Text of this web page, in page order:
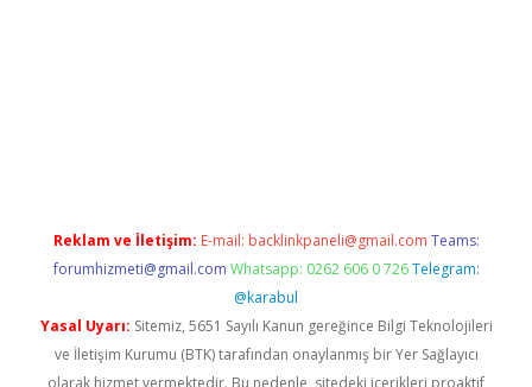
Reklam ve İletişim: E-mail: backlinkpaneli@gmail.com Teams:
forumhizmeti@gmail.com Whatsapp: 0262 606 0 726 Telegram:
@karabul
Yasal Uyarı: Sitemiz, 5651 Sayılı Kanun gereğince Bilgi Teknolojileri
ve İletişim Kurumu (BTK) tarafından onaylanmış bir Yer Sağlayıcı
olarak hizmet vermektedir. Bu nedenle, sitedeki içerikleri proaktif